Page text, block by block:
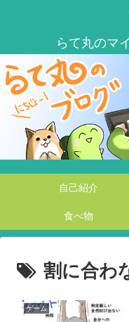
自己紹介
食べ物
割に合わ
ゲーム